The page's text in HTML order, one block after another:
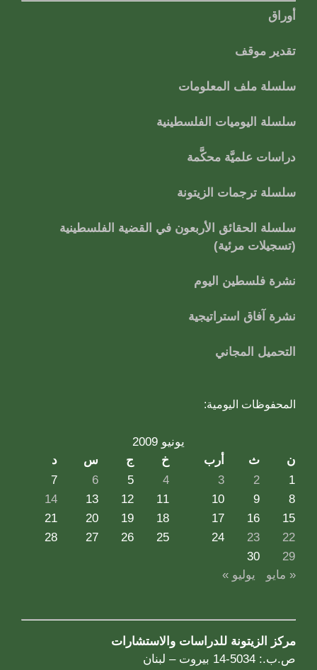
أوراق
تقدير موقف
سلسلة ملف المعلومات
سلسلة اليوميات الفلسطينية
دراسات علميَّة محكَّمة
سلسلة ترجمات الزيتونة
سلسلة الحقائق الأربعون في القضية الفلسطينية
(تسجيلات مرئية)
نشرة فلسطين اليوم
نشرة آفاق استراتيجية
التحميل المجاني
المحفوظات اليومية:
يونيو 2009
ن
ث أرب خ ج س
د
1
2
3
4
5
6
7
8
9
10
11
12
13
14
15
16
17
18
19
20
21
22
23
24
25
26
27
28
29
30
« مايو
يوليو »
مركز الزيتونة للدراسات والاستشارات
ص.ب.: 5034-14 بيروت – لبنان